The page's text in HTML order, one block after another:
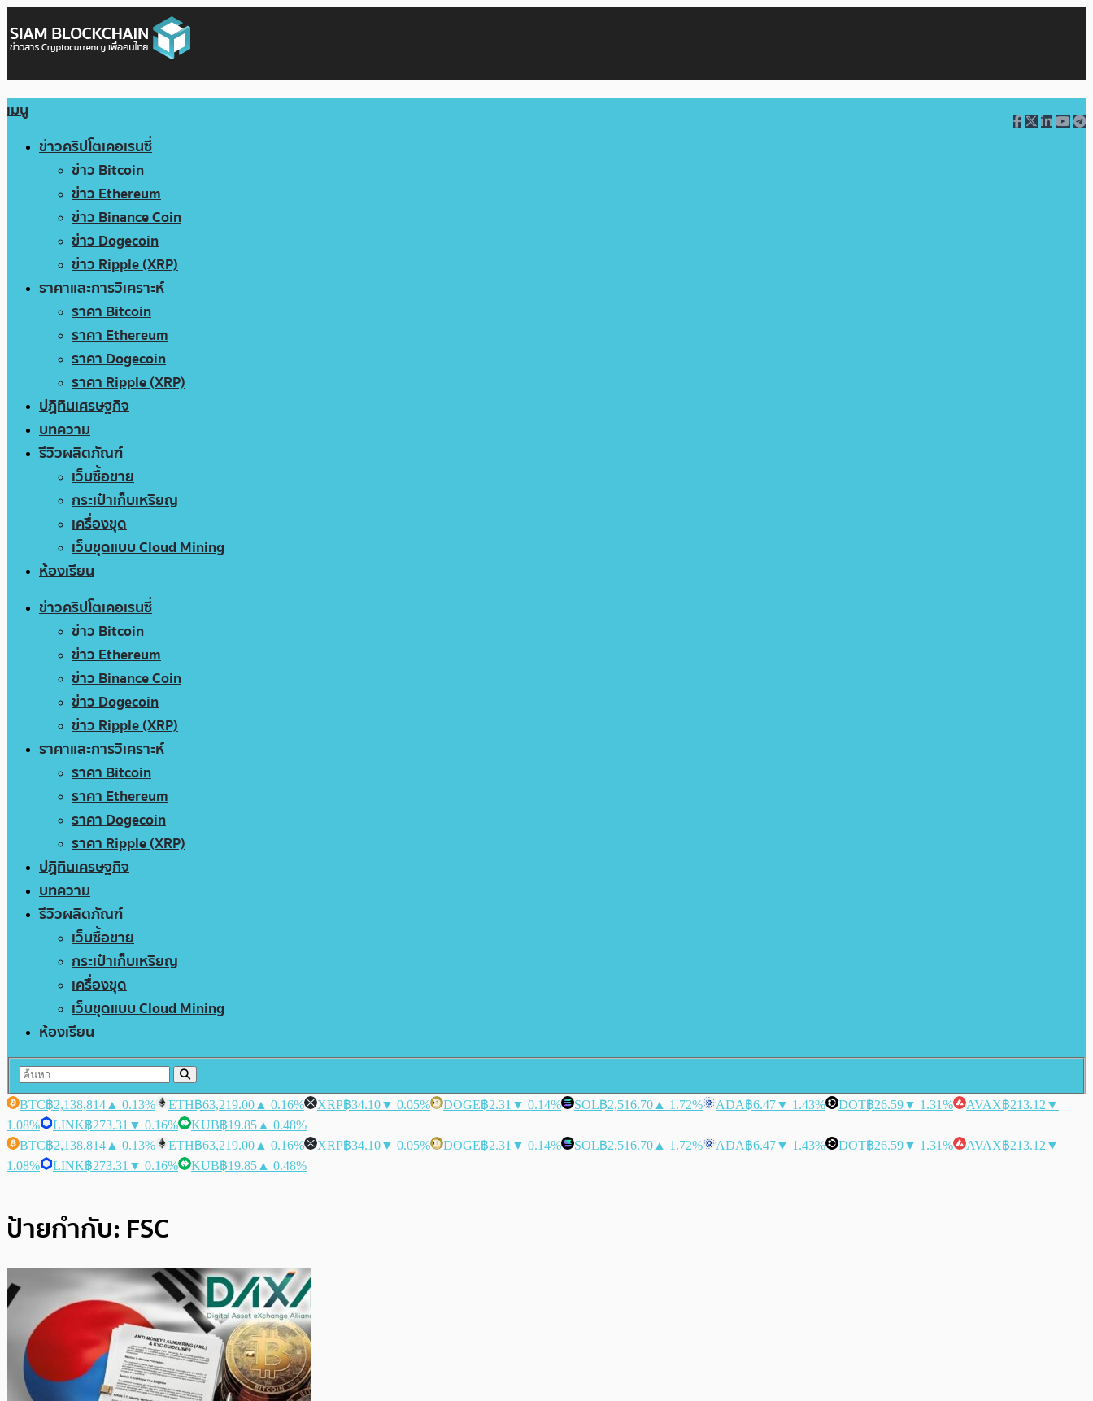
เมนู
ข่าวคริปโตเคอเรนซี่
ข่าว Bitcoin
ข่าว Ethereum
ข่าว Binance Coin
ข่าว Dogecoin
ข่าว Ripple (XRP)
ราคาและการวิเคราะห์
ราคา Bitcoin
ราคา Ethereum
ราคา Dogecoin
ราคา Ripple (XRP)
ปฏิทินเศรษฐกิจ
บทความ
รีวิวผลิตภัณฑ์
เว็บซื้อขาย
กระเป๋าเก็บเหรียญ
เครื่องขุด
เว็บขุดแบบ Cloud Mining
ห้องเรียน
ข่าวคริปโตเคอเรนซี่
ข่าว Bitcoin
ข่าว Ethereum
ข่าว Binance Coin
ข่าว Dogecoin
ข่าว Ripple (XRP)
ราคาและการวิเคราะห์
ราคา Bitcoin
ราคา Ethereum
ราคา Dogecoin
ราคา Ripple (XRP)
ปฏิทินเศรษฐกิจ
บทความ
รีวิวผลิตภัณฑ์
เว็บซื้อขาย
กระเป๋าเก็บเหรียญ
เครื่องขุด
เว็บขุดแบบ Cloud Mining
ห้องเรียน
BTC฿2,138,814 ▲ 0.13% ETH฿63,219.00 ▲ 0.16% XRP฿34.10▼ 0.05% DOGE฿2.31 ▼ 0.14% SOL฿2,516.70 ▲ 1.72% ADA฿6.47▼ 1.43% DOT฿26.59▼ 1.31% AVAX฿213.12 ▼
1.08%
LINK฿273.31 ▼ 0.16% KUB฿19.85 ▲ 0.48%
BTC฿2,138,814 ▲ 0.13% ETH฿63,219.00 ▲ 0.16% XRP฿34.10▼ 0.05% DOGE฿2.31 ▼ 0.14% SOL฿2,516.70 ▲ 1.72% ADA฿6.47▼ 1.43% DOT฿26.59▼ 1.31% AVAX฿213.12 ▼
1.08%
LINK฿273.31 ▼ 0.16% KUB฿19.85 ▲ 0.48%
ป้ายกำกับ: FSC